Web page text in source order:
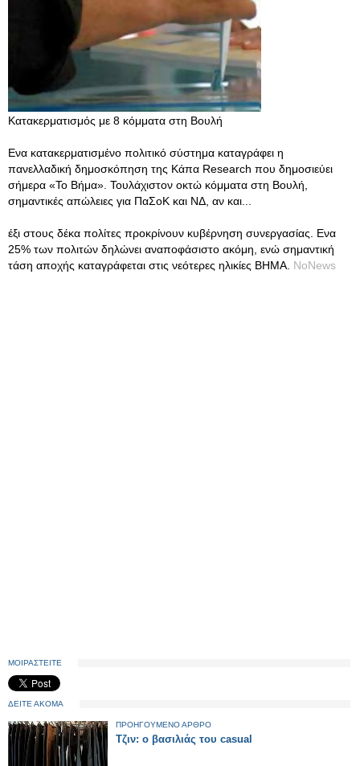
Κατακερματισμός με 8 κόμματα στη Βουλή
Ενα κατακερματισμένο πολιτικό σύστημα καταγράφει η
πανελλαδική δημοσκόπηση της Κάπα Research που δημοσιεύει
σήμερα «Το Βήμα». Τουλάχιστον οκτώ κόμματα στη Βουλή,
σημαντικές απώλειες για ΠαΣοΚ και ΝΔ, αν και...
έξι στους δέκα πολίτες προκρίνουν κυβέρνηση συνεργασίας. Ενα
25% των πολιτών δηλώνει αναποφάσιστο ακόμη, ενώ σημαντική
τάση αποχής καταγράφεται στις νεότερες ηλικίες BHMA. NoNews
ΜΟΙΡΑΣΤΕΙΤΕ
ΔΕΙΤΕ ΑΚΟΜΑ
ΠΡΟΗΓΟΥΜΕΝΟ ΑΡΘΡΟ
Τζιν: o βασιλιάς του casual